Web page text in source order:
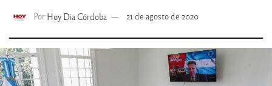
Por Hoy Dia Córdoba 21 de agosto de 2020